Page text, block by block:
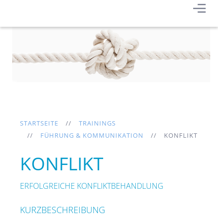
STARTSEITE
TRAININGS
FÜHRUNG & KOMMUNIKATION
KONFLIKT
KONFLIKT
ERFOLGREICHE KONFLIKTBEHANDLUNG
KURZBESCHREIBUNG